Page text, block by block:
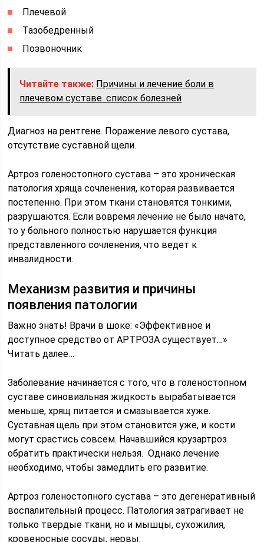
Плечевой
Тазобедренный
Позвоночник
Читайте также: Причины и лечение боли в
плечевом суставе. список болезней
Диагноз на рентгене. Поражение левого сустава,
отсутствие суставной щели.
Артроз голеностопного сустава – это хроническая
патология хряща сочленения, которая развивается
постепенно. При этом ткани становятся тонкими,
разрушаются. Если вовремя лечение не было начато,
то у больного полностью нарушается функция
представленного сочленения, что ведет к
инвалидности.
Механизм развития и причины
появления патологии
Важно знать! Врачи в шоке: «Эффективное и
доступное средство от АРТРОЗА существует…»
Читать далее…
Заболевание начинается с того, что в голеностопном
суставе синовиальная жидкость вырабатывается
меньше, хрящ питается и смазывается хуже.
Суставная щель при этом становится уже, и кости
могут срастись совсем. Начавшийся крузартроз
обратить практически нельзя. Однако лечение
необходимо, чтобы замедлить его развитие.
Артроз голеностопного сустава – это дегенеративный
воспалительный процесс. Патология затрагивает не
только твердые ткани, но и мышцы, сухожилия,
кровеносные сосуды, нервы.